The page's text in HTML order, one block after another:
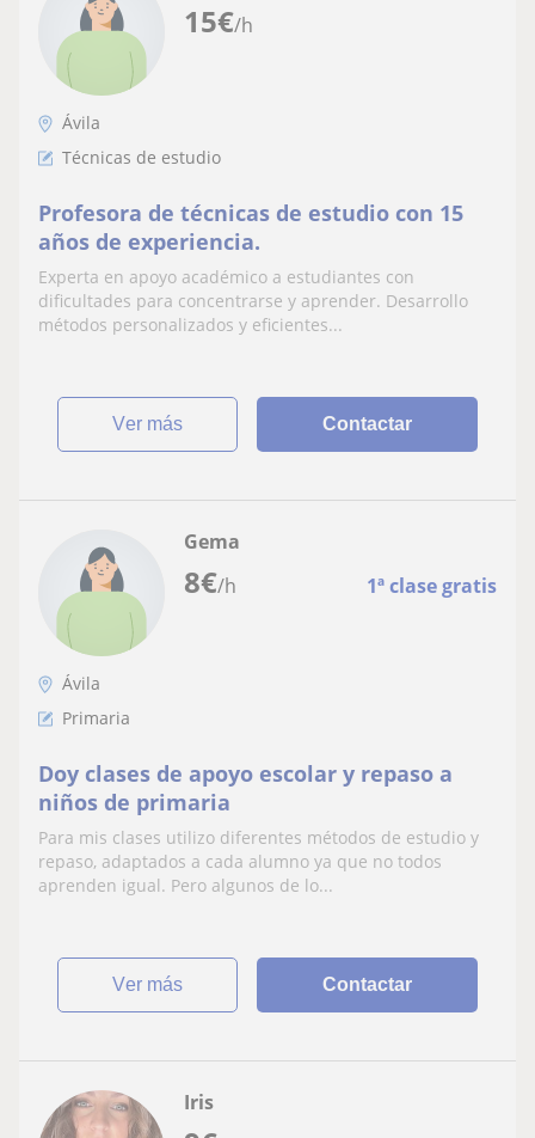
15€/h
Ávila
Técnicas de estudio
Profesora de técnicas de estudio con 15
años de experiencia.
Experta en apoyo académico a estudiantes con
dificultades para concentrarse y aprender. Desarrollo
métodos personalizados y eficientes...
ver más Contactar
8€/h 1ª clase gratis
Gema
Ávila
Primaria
Doy clases de apoyo escolar y repaso a
niños de primaria
Para mis clases utilizo diferentes métodos de estudio y
repaso, adaptados a cada alumno ya que no todos
aprenden igual. Pero algunos de lo...
ver más Contactar
Iris